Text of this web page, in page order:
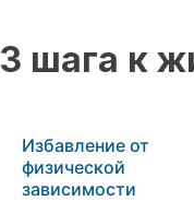
3 шага к
Избавление от
физической
зависимости